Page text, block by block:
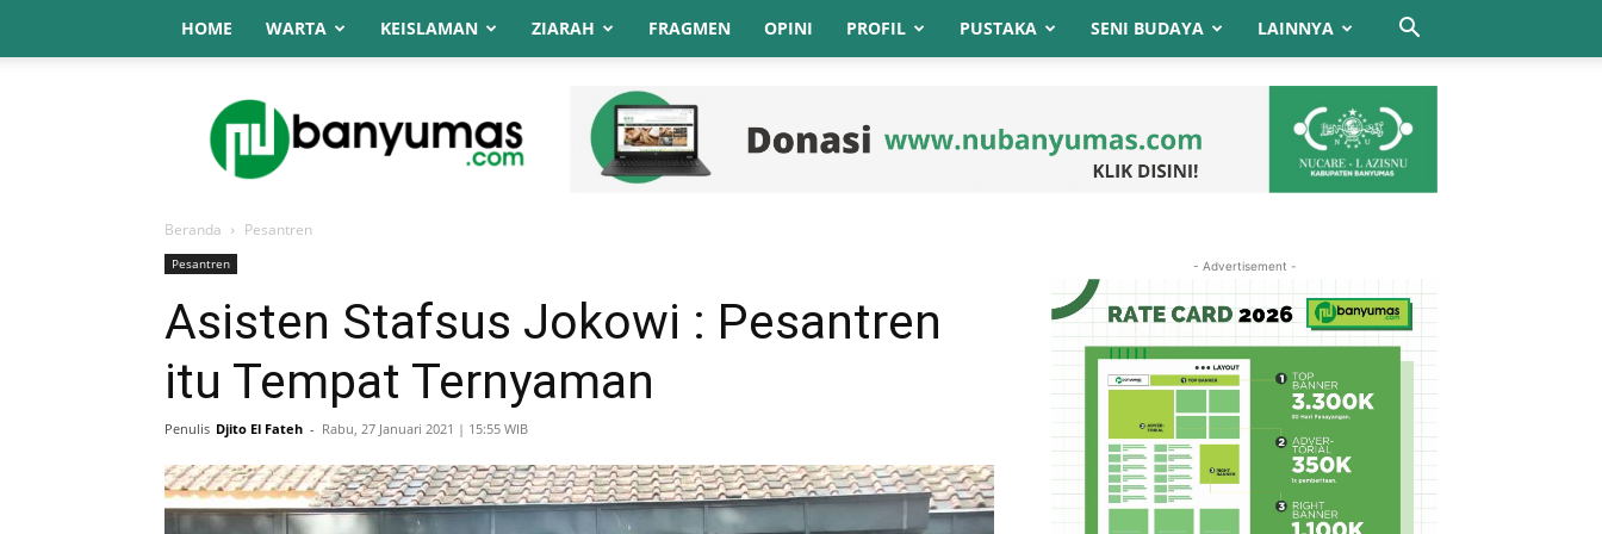
HOME WARTA KEISLAMAN ZIARAH FRAGMEN OPINI PROFIL PUSTAKA SENI BUDAYA LAINNYA
NU
Online
Banyumas
Beranda Pesantren
Pesantren
Asisten Stafsus Jokowi : Pesantren
itu Tempat Ternyaman
Penulis Djito El Fateh - Rabu, 27 Januari 2021 | 15:55 WIB
- Advertisement -